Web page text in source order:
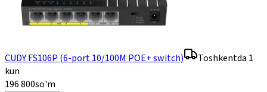
CUDY FS106P (6-port 10/100M POE+ switch)
Toshkentda 1
kun
196 800so'm